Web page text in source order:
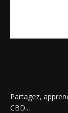
Partagez,
CBD...